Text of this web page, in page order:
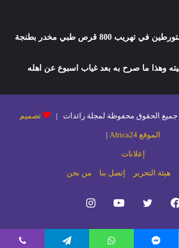
800 قرص طبي مخدر بطنجة
وهذا ما صرح به بعد غياب اسبوع عن اهله
تصميم
الموقع Africa24 |
إعلانات
هيئة التحرير إتصل بنا من نحن
فيسبوك تويتر يوتيوبانستقرام